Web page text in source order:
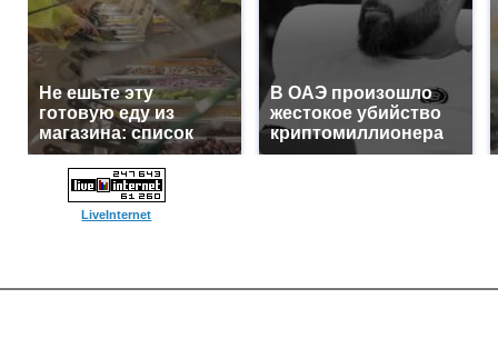
Не ешьте эту
готовую еду из
магазина: список
В ОАЭ произошло
жестокое убийство
криптомиллионера
LiveInternet